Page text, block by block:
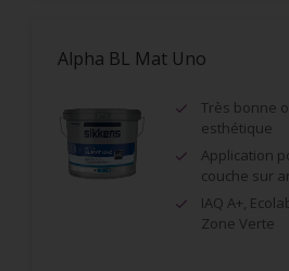
Alpha BL Mat Uno
Très bonne
esthétique
Application
couche sur
IAQ A+,
Zone Verte